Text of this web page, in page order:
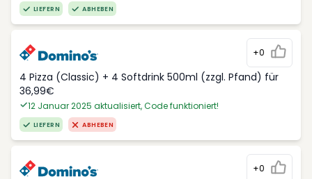
LIEFERN ABHEBEN
+0
4 Pizza (Classic) + 4 Softdrink 500ml (zzgl. Pfand) für
36,99€
12 Januar 2025 aktualisiert, Code funktioniert!
LIEFERN ABHEBEN
+0